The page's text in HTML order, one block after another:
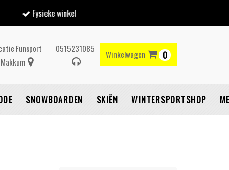
Funsport
Makkum
0515231085
Winkelwagen 0
Winkelwagen
SNOWBOARDEN SKIËN WINTERSPORTSHOP